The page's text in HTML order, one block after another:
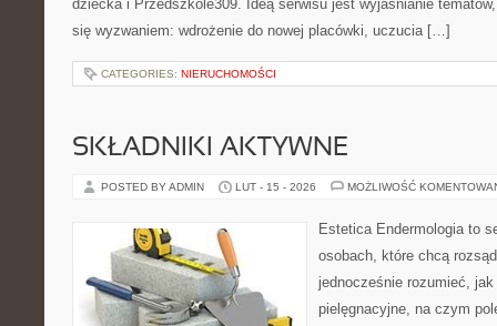
dziecka i Przedszkole309. Ideą serwisu jest wyjaśnianie
się wyzwaniem: wdrożenie do nowej placówki, uczucia […]
CATEGORIES: NIERUCHOMOŚCI
SKŁADNIKI AKTYWNE
POSTED BY ADMIN LUT - 15 - 2026 MOŻLIWOŚĆ
Estetica Endermologia to
osobach, które chcą
jednocześnie rozumieć, jak
pielęgnacyjne, na czym